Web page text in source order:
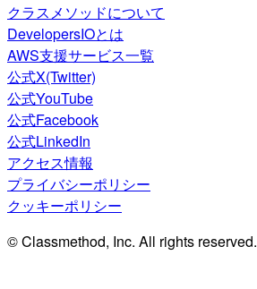
クラスメソッドについて
DevelopersIOとは
AWS支援サービス一覧
公式X(Twitter)
公式YouTube
公式Facebook
公式LinkedIn
アクセス情報
プライバシーポリシー
クッキーポリシー
© Classmethod, Inc. All rights reserved.